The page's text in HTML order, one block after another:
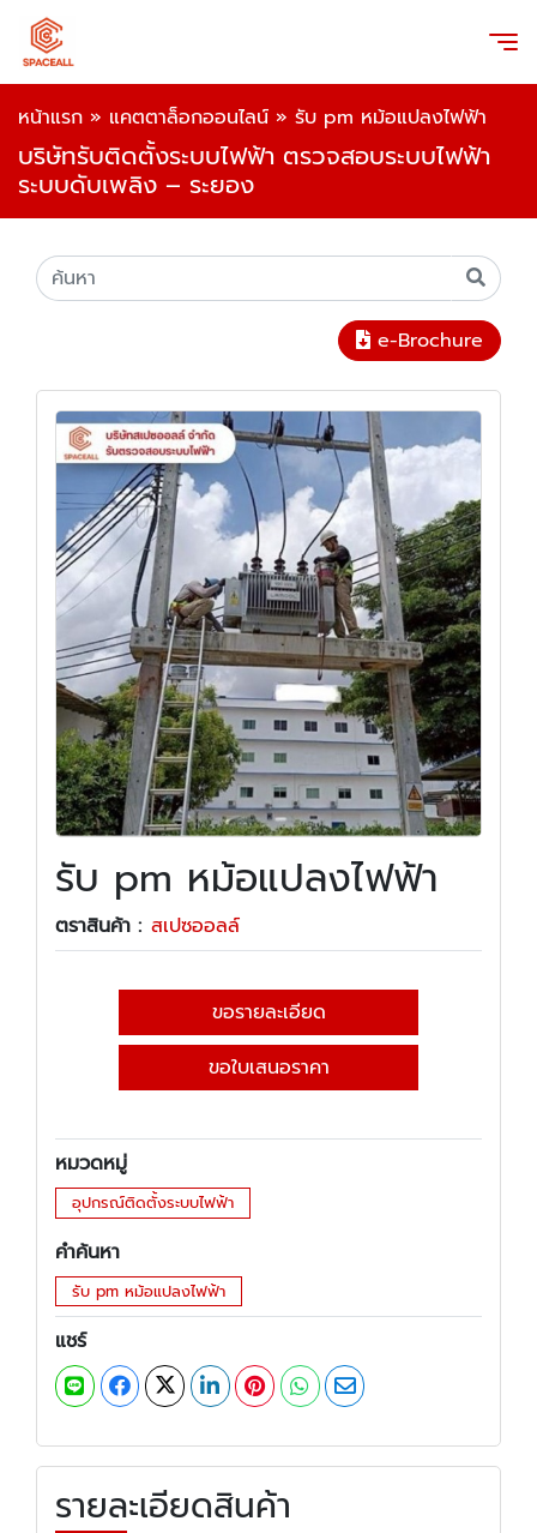
หน้าแรก » แคตตาล็อกออนไลน์ » รับ pm หม้อแปลงไฟฟ้า
บริษัทรับติดตั้งระบบไฟฟ้า ตรวจสอบระบบไฟฟ้า
ระบบดับเพลิง – ระยอง
e-Brochure
รับ pm หม้อแปลงไฟฟ้า
ตราสินค้า : สเปซออลล์
ขอรายละเอียด
ขอใบเสนอราคา
หมวดหมู่
อุปกรณ์ติดตั้งระบบไฟฟ้า
คำค้นหา
รับ pm หม้อแปลงไฟฟ้า
แชร์
รายละเอียดสินค้า